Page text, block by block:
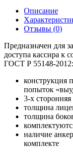
Описание
Отзывы (0)
Предназначен для
доступа кассира к
ГОСТ Р 55148-
конструкция
попыток
3-х
толщина
толщина
наличие
комплекте